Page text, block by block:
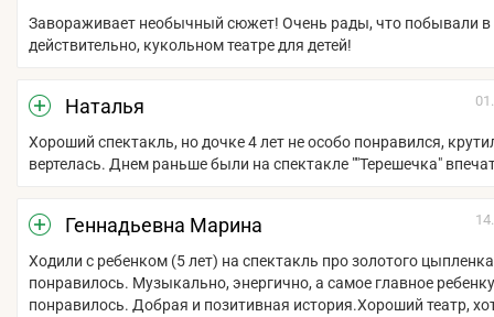
Завораживает необычный сюжет! Очень рады, что побывали в
действительно, кукольном театре для детей!
Наталья
Хороший спектакль, но дочке 4 лет не особо понравился,
вертелась. Днем раньше были на спектакле ""Терешечка"
Геннадьевна Марина
Ходили с ребенком (5 лет) на спектакль про золотого
понравилось. Музыкально, энергично, а самое главное
понравилось. Добрая и позитивная история.Хороший театр,